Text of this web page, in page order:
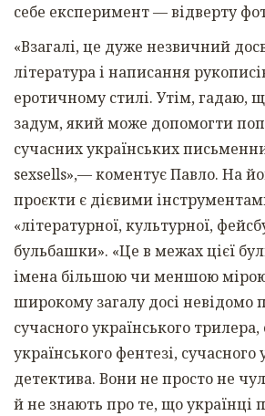
себе експеримент — відверту
«Взагалі, це дуже незвичний
література і написання
еротичному стилі. Утім, гадаю,
задум, який може допомогти
сучасних українських
sexsells»,— коментує Павло. На
проєкти є дієвими
«літературної, культурної,
бульбашки». «Це в межах цієї
імена більшою чи меншою мірою
широкому загалу досі невідомо
сучасного українського трилера,
українського фентезі, сучасного
детектива. Вони не просто не
й не знають про те, що українці